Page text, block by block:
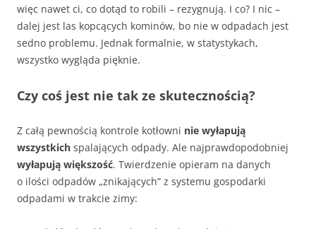
więc nawet ci, co dotąd to robili – rezygnują. I co? I nic –
dalej jest las kopcących kominów, bo nie w odpadach jest
sedno problemu. Jednak formalnie, w statystykach,
wszystko wygląda pięknie.
Czy coś jest nie tak ze skutecznością?
Z całą pewnością kontrole kotłowni nie wyłapują
wszystkich spalających odpady. Ale najprawdopodobniej
wyłapują większość. Twierdzenie opieram na danych
o ilości odpadów „znikających” z systemu gospodarki
odpadami w trakcie zimy: